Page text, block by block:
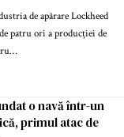
de apărare Lockheed
patru ori a producției de
o navă într-un
primul atac de